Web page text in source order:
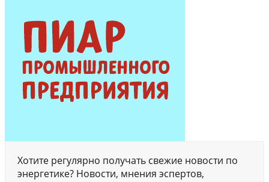
Хотите регулярно получать свежие новости по
энергетике? Новости, мнения эспертов,